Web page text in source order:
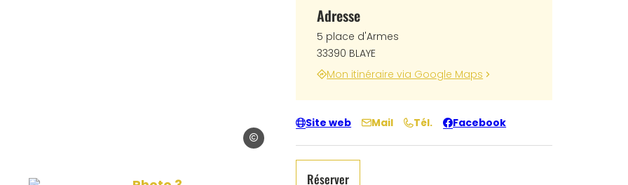
Imagera
Adresse
5 place d'Armes
33390 BLAYE
Mon itinéraire via Google Maps
Site web Mail Tél. Facebook
Réserver